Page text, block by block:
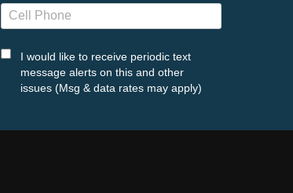
I would like to receive periodic text
message alerts on this and other
issues (Msg & data rates may apply)